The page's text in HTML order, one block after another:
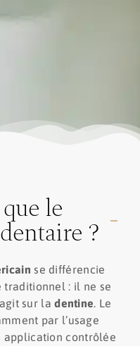
le
?
se différencie
traditionnel : il ne se
agit sur ladentine. Le
par l’usage
contrôlée